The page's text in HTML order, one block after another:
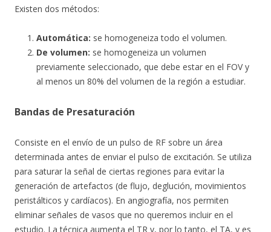
Existen dos métodos:
Automática: se homogeneiza todo el volumen.
De volumen: se homogeneiza un volumen
previamente seleccionado, que debe estar en el FOV y
al menos un 80% del volumen de la región a estudiar.
Bandas de Presaturación
Consiste en el envío de un pulso de RF sobre un área
determinada antes de enviar el pulso de excitación. Se utiliza
para saturar la señal de ciertas regiones para evitar la
generación de artefactos (de flujo, deglución, movimientos
peristálticos y cardíacos). En angiografía, nos permiten
eliminar señales de vasos que no queremos incluir en el
estudio. La técnica aumenta el TR y, por lo tanto, el TA, y es